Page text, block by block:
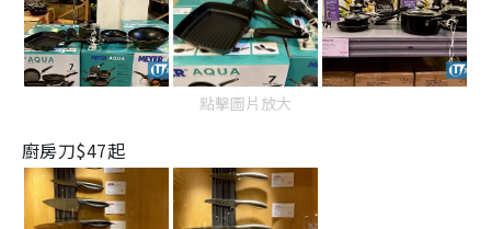
點擊圖片放大
廚房刀$47起